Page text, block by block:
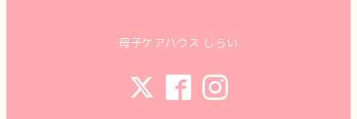
母子ケアハウス しらい